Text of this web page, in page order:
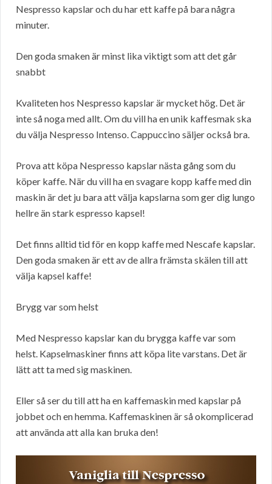
Nespresso kapslar och du har ett kaffe på bara några
minuter.
Den goda smaken är minst lika viktigt som att det går
snabbt
Kvaliteten hos Nespresso kapslar är mycket hög. Det är
inte så noga med allt. Om du vill ha en unik kaffesmak ska
du välja Nespresso Intenso. Cappuccino säljer också bra.
Prova att köpa Nespresso kapslar nästa gång som du
köper kaffe. När du vill ha en svagare kopp kaffe med din
maskin är det ju bara att välja kapslarna som ger dig lungo
hellre än stark espresso kapsel!
Det finns alltid tid för en kopp kaffe med Nescafe kapslar.
Den goda smaken är ett av de allra främsta skälen till att
välja kapsel kaffe!
Brygg var som helst
Med Nespresso kapslar kan du brygga kaffe var som
helst. Kapselmaskiner finns att köpa lite varstans. Det är
lätt att ta med sig maskinen.
Eller så ser du till att ha en kaffemaskin med kapslar på
jobbet och en hemma. Kaffemaskinen är så okomplicerad
att använda att alla kan bruka den!